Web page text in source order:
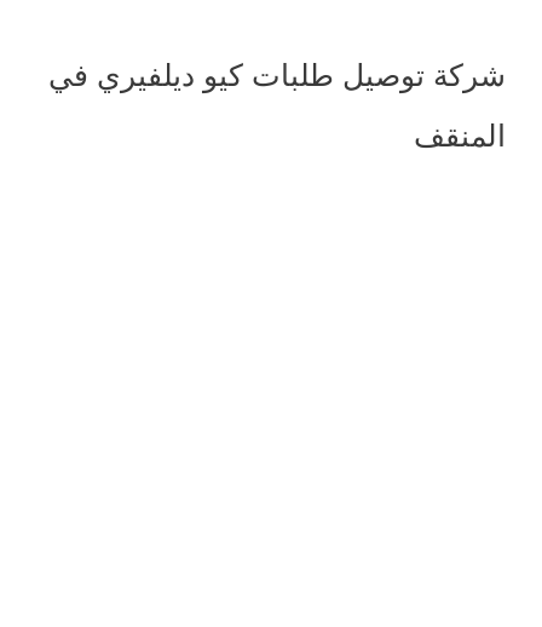
شركة توصيل طلبات كيو ديلفيري في
المنقف